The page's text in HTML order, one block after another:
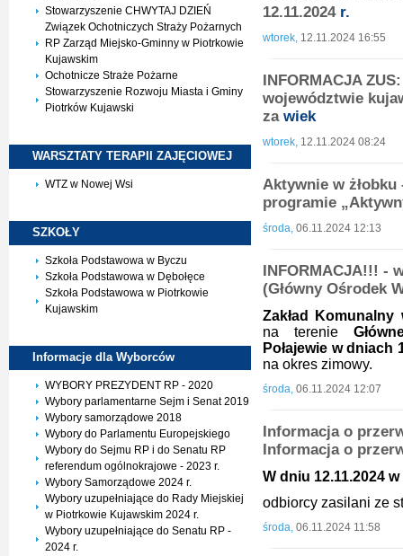
Stowarzyszenie CHWYTAJ DZIEŃ
Związek Ochotniczych Straży Pożarnych
RP Zarząd Miejsko-Gminny w Piotrkowie
Kujawskim
Ochotnicze Straże Pożarne
Stowarzyszenie Rozwoju Miasta i Gminy
Piotrków Kujawski
WARSZTATY TERAPII ZAJĘCIOWEJ
WTZ w Nowej Wsi
SZKOŁY
Szkoła Podstawowa w Byczu
Szkoła Podstawowa w Dębołęce
Szkoła Podstawowa w Piotrkowie
Kujawskim
Informacje dla Wyborców
WYBORY PREZYDENT RP - 2020
Wybory parlamentarne Sejm i Senat 2019
Wybory samorządowe 2018
Wybory do Parlamentu Europejskiego
Wybory do Sejmu RP i do Senatu RP
referendum ogólnokrajowe - 2023 r.
Wybory Samorządowe 2024 r.
Wybory uzupełniające do Rady Miejskiej
w Piotrkowie Kujawskim 2024 r.
Wybory uzupełniające do Senatu RP -
2024 r.
12.11.2024 r.
wtorek, 12.11.2024 16:55
INFORMACJA
województwie
za wiek
wtorek, 12.11.2024 08:24
Aktywnie w
programie
środa, 06.11.2024 12:13
INFORMACJA!!! -
(Główny Ośrodek
Zakład
na terenie
Połajewie w dniach
na okres zimowy.
środa, 06.11.2024 12:07
Informacja o
Informacja o
W dniu 12.11.2024
odbiorcy zasilani ze
środa, 06.11.2024 11:58